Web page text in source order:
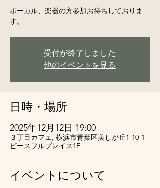
ボーカル、楽器の方参加お待ちしておりま
す。
受付が終了しました
他のイベントを見る
日時・場所
2025年12月12日 19:00
３丁目カフェ, 横浜市青葉区美しが丘1-10-1
ピースフルプレイス1F
イベントについて